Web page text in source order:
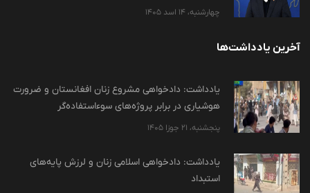
چهارشنبه، 14 اسد 1405
آخرین یادداشت‌ها
یادداشت: دادخواهی مشروع زنان افغانستان و ضرورت
هوشیاری در برابر پروژه‌های سوءاستفاده‌گر
پنجشنبه، 21 جوزا 1405
یادداشت: دادخواهی اسلامی زنان و لرزش پایه‌های
استبداد